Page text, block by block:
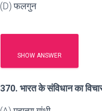
(D) फलगुन
SHOW ANSWER
370. भारत के संविधान का